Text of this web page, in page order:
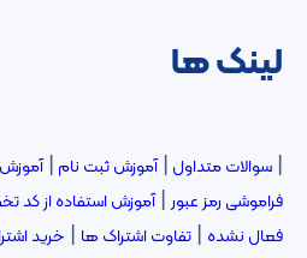
لینک ها
| سوالات متداول |آموزش ثبت نام |
فراموشی رمز عبور |آموزش استفاده از کد
فعال نشده | تفاوت اشتراک ها | خرید